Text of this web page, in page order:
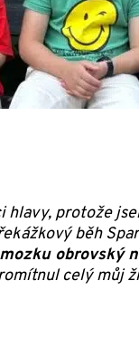
protože
běh
obrovský
celý můj